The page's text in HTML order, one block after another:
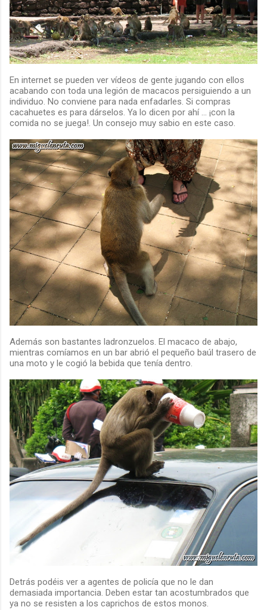
En internet se pueden ver vídeos de gente jugando con ellos
acabando con toda una legión de macacos persiguiendo a un
individuo. No conviene para nada enfadarles. Si compras
cacahuetes es para dárselos. Ya lo dicen por ahí ... ¡con la
comida no se juega!. Un consejo muy sabio en este caso.
Además son bastantes ladronzuelos. El macaco de abajo,
mientras comíamos en un bar abrió el pequeño baúl trasero de
una moto y le cogió la bebida que tenía dentro.
Detrás podéis ver a agentes de policía que no le dan
demasiada importancia. Deben estar tan acostumbrados que
ya no se resisten a los caprichos de estos monos.